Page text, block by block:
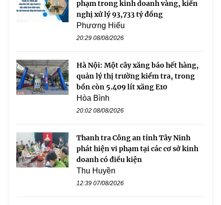
phạm trong kinh doanh vàng, kiến
nghị xử lý 93,733 tỷ đồng
Phương Hiếu
20:29 08/08/2026
Hà Nội: Một cây xăng báo hết hàng,
quản lý thị trường kiểm tra, trong
bồn còn 5.409 lít xăng E10
Hòa Bình
20:02 08/08/2026
Thanh tra Công an tỉnh Tây Ninh
phát hiện vi phạm tại các cơ sở kinh
doanh có điều kiện
Thu Huyền
12:39 07/08/2026